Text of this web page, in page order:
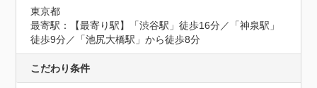
東京都
最寄駅：【最寄り駅】「渋谷駅」徒歩16分／「神泉駅」
徒歩9分／「池尻大橋駅」から徒歩8分
こだわり条件